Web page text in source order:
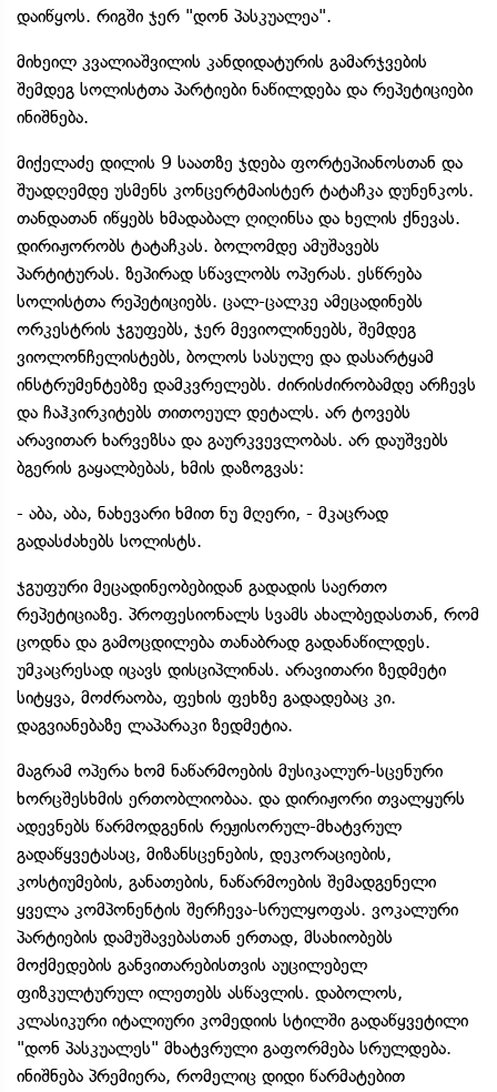
დაიწყოს. რიგში ჯერ "დონ პასკუალეა".
მიხეილ კვალიაშვილის კანდიდატურის გამარჯვების
შემდეგ სოლისტთა პარტიები ნაწილდება და რეპეტიციები
ინიშნება.
მიქელაძე დილის 9 საათზე ჯდება ფორტეპიანოსთან და
შუადღემდე უსმენს კონცერტმაისტერ ტატაჩკა დუნენკოს.
თანდათან იწყებს ხმადაბალ ღიღინსა და ხელის ქნევას.
დირიჟორობს ტატაჩკას. ბოლომდე ამუშავებს
პარტიტურას. ზეპირად სწავლობს ოპერას. ესწრება
სოლისტთა რეპეტიციებს. ცალ-ცალკე ამეცადინებს
ორკესტრის ჯგუფებს, ჯერ მევიოლინეებს, შემდეგ
ვიოლონჩელისტებს, ბოლოს სასულე და დასარტყამ
ინსტრუმენტებზე დამკვრელებს. ძირისძირობამდე არჩევს
და ჩაჰკირკიტებს თითოეულ დეტალს. არ ტოვებს
არავითარ ხარვეზსა და გაურკვევლობას. არ დაუშვებს
ბგერის გაყალბებას, ხმის დაზოგვას:
- აბა, აბა, ნახევარი ხმით ნუ მღერი, - მკაცრად
გადასძახებს სოლისტს.
ჯგუფური მეცადინეობებიდან გადადის საერთო
რეპეტიციაზე. პროფესიონალს სვამს ახალბედასთან, რომ
ცოდნა და გამოცდილება თანაბრად გადანაწილდეს.
უმკაცრესად იცავს დისციპლინას. არავითარი ზედმეტი
სიტყვა, მოძრაობა, ფეხის ფეხზე გადადებაც კი.
დაგვიანებაზე ლაპარაკი ზედმეტია.
მაგრამ ოპერა ხომ ნაწარმოების მუსიკალურ-სცენური
ხორცშესხმის ერთობლიობაა. და დირიჟორი თვალყურს
ადევნებს წარმოდგენის რეჟისორულ-მხატვრულ
გადაწყვეტასაც, მიზანსცენების, დეკორაციების,
კოსტიუმების, განათების, ნაწარმოების შემადგენელი
ყველა კომპონენტის შერჩევა-სრულყოფას. ვოკალური
პარტიების დამუშავებასთან ერთად, მსახიობებს
მოქმედების განვითარებისთვის აუცილებელ
ფიზკულტურულ ილეთებს ასწავლის. დაბოლოს,
კლასიკური იტალიური კომედიის სტილში გადაწყვეტილი
"დონ პასკუალეს" მხატვრული გაფორმება სრულდება.
ინიშნება პრემიერა, რომელიც დიდი წარმატებით